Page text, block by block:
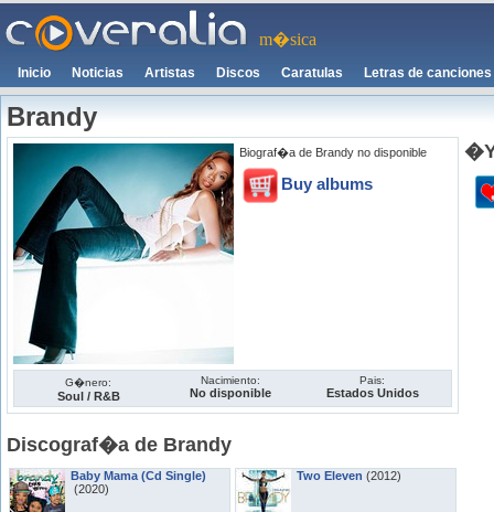
m�sica
Inicio Noticias Artistas Discos Caratulas Letras de canciones
Brandy
Biograf�a de Brandy no disponible
Buy albums
G�nero:
Soul / R&B
Nacimiento:
No disponible
Pais:
Estados Unidos
Discograf�a de Brandy
Baby Mama (Cd Single)
(2020)
Two Eleven (2012)